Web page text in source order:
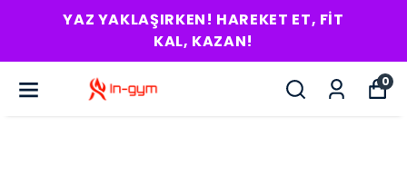
YAZ YAKLAŞIRKEN! HAREKET ET, FIT
KAL, KAZAN!
0